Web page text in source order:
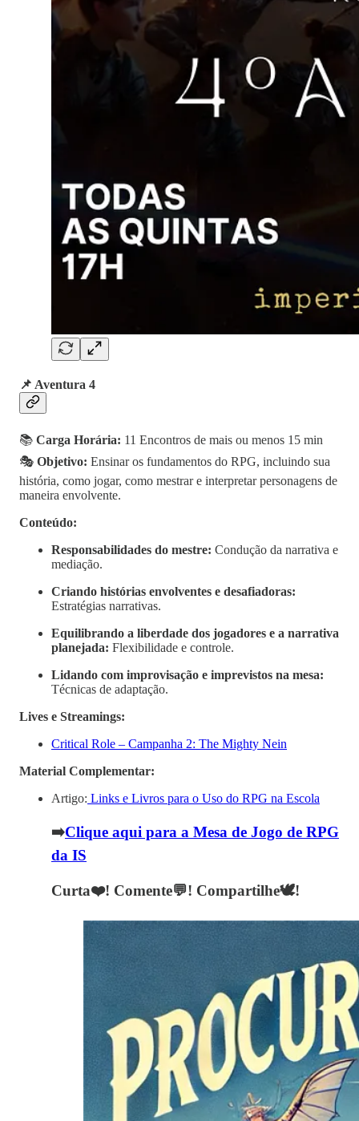
📌 Aventura 4
📚 Carga Horária: 11 Encontros de mais ou menos 15 min
🎭 Objetivo: Ensinar os fundamentos do RPG, incluindo sua
história, como jogar, como mestrar e interpretar personagens de
maneira envolvente.
Conteúdo:
Responsabilidades do mestre: Condução da narrativa e
mediação.
Criando histórias envolventes e desafiadoras:
Estratégias narrativas.
Equilibrando a liberdade dos jogadores e a narrativa
planejada: Flexibilidade e controle.
Lidando com improvisação e imprevistos na mesa:
Técnicas de adaptação.
Lives e Streamings:
Critical Role – Campanha 2: The Mighty Nein
Material Complementar:
Artigo: Links e Livros para o Uso do RPG na Escola
➡️Clique aqui para a Mesa de Jogo de RPG
da IS
Curta❤️! Comente💬! Compartilhe🕊!